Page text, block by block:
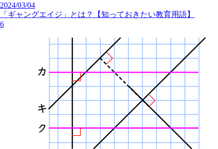
2024/03/04
「ギャングエイジ」とは？【知っておきたい教育用語】
6